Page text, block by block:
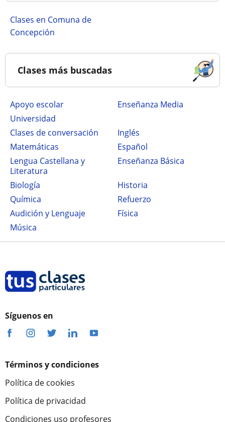
Clases en Comuna de
Concepción
Clases más buscadas
Apoyo escolar
Enseñanza Media
Universidad
Clases de conversación
Inglés
Matemáticas
Español
Lengua Castellana y
Literatura
Enseñanza Básica
Biología
Historia
Química
Refuerzo
Audición y Lenguaje
Física
Música
Síguenos en
Términos y condiciones
Política de cookies
Política de privacidad
Condiciones uso profesores